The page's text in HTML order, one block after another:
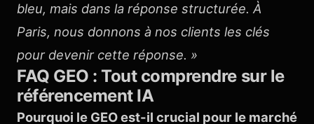
bleu, mais dans la réponse structurée. À
Paris, nous donnons à nos clients les clés
pour devenir cette réponse. »
FAQ GEO : Tout comprendre sur le
référencement IA
Pourquoi le GEO est-il crucial pour le marché